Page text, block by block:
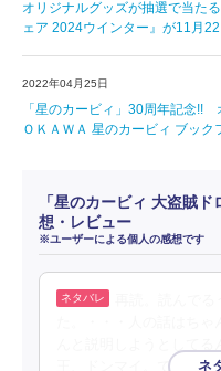
オリジナルグッズが抽選で当
ェア 2024ウインター』が11月22
2022年04月25日
「星のカービィ」30周年記念!!
ＯＫＡＷＡ 星のカービィ ブック
「星のカービィ 大盗賊
想・レビュー
※ユーザーによる個人の感想です
王、ドンマイ。でもち